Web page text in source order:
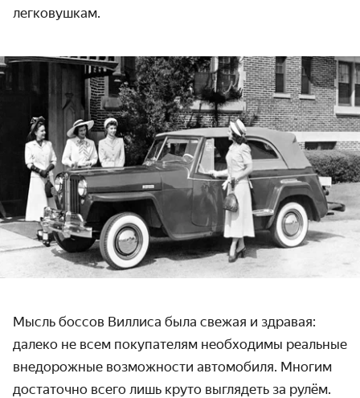
легковушкам.
Мысль боссов Виллиса была свежая и здравая:
далеко не всем покупателям необходимы реальные
внедорожные возможности автомобиля. Многим
достаточно всего лишь круто выглядеть за рулём.